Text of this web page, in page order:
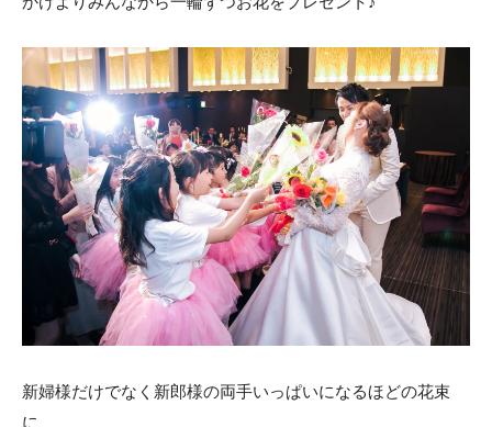
新婦様だけでなく新郎様の両手いっぱいになるほどの花束
に